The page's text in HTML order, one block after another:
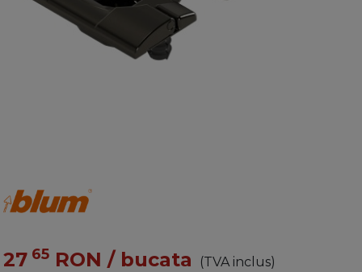
27 65 RON / bucata
(TVA inclus)